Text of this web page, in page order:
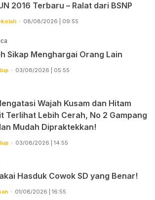
2016 Terbaru – Ralat dari BSNP
08/08/2026 | 09:55
Sikap Menghargai Orang Lain
03/08/2026 | 05:55
Wajah Kusam dan Hitam
Terlihat Lebih Cerah, No 2 Gampang
Mudah Dipraktekkan!
03/08/2026 | 14:55
Hasduk Cowok SD yang Benar!
01/08/2026 | 16:55